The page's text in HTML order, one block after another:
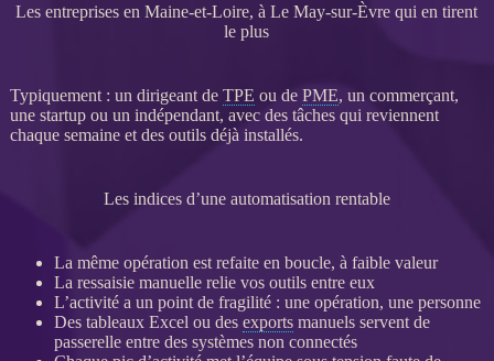
Les entreprises en Maine-et-Loire, à Le May-sur-Èvre qui en tirent
le plus
Typiquement : un dirigeant de TPE ou de PME, un commerçant,
une startup ou un indépendant, avec des tâches qui reviennent
chaque semaine et des outils déjà installés.
Les indices d’une automatisation rentable
La même opération est refaite en boucle, à faible valeur
La ressaisie manuelle relie vos outils entre eux
L’activité a un point de fragilité : une opération, une personne
Des tableaux Excel ou des exportsmanuels servent de
passerelle entre des systèmes non connectés